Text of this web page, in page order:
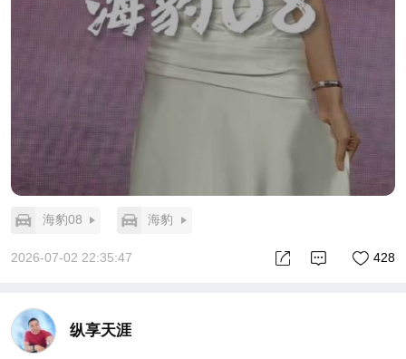
海豹08 海豹
2026-07-02 22:35:47 428
纵享天涯